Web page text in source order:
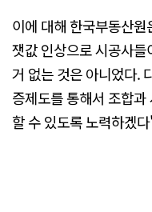
이에 대해 한국부동산
잿값 인상으로 시공사
거 없는 것은 아니었다.
증제도를 통해서 조합
할 수 있도록 노력하겠